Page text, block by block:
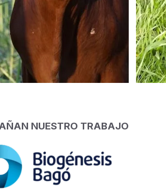
NUESTRO TRABAJO